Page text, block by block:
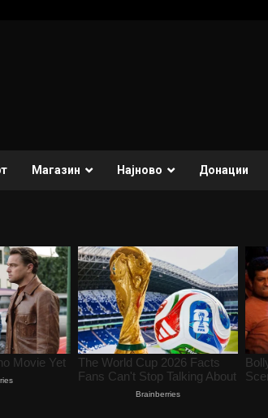
Магазин Најново Донации